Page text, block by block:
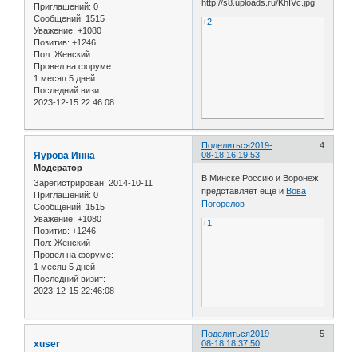
Приглашений: 0
Сообщений: 1515
Уважение: +1080
Позитив: +1246
Пол: Женский
Провел на форуме:
1 месяц 5 дней
Последний визит:
2023-12-15 22:46:08
+2
Поделиться 4
2019-
08-18 16:19:53
Яурова Инна
Модератор
Зарегистрирован: 2014-10-11
Приглашений: 0
Сообщений: 1515
Уважение: +1080
Позитив: +1246
Пол: Женский
Провел на форуме:
1 месяц 5 дней
Последний визит:
2023-12-15 22:46:08
В Минске Россию и Воронеж
представляет ещё и Вова
Погорелов
+1
Поделиться 5
2019-
08-18 18:37:50
xuser